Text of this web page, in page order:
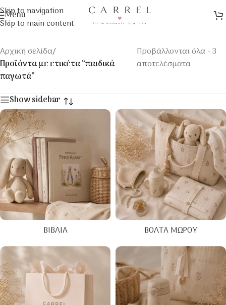
Skip to navigation
Skip to main content
Menu
Αρχική σελίδα/
Προϊόντα με ετικέτα “παιδικά
παγωτά”
Προβάλλονται όλα - 3
αποτελέσματα
Show sidebar
ΒΙΒΛΊΑ ΒΌΛΤΑ ΜΩΡΟΎ